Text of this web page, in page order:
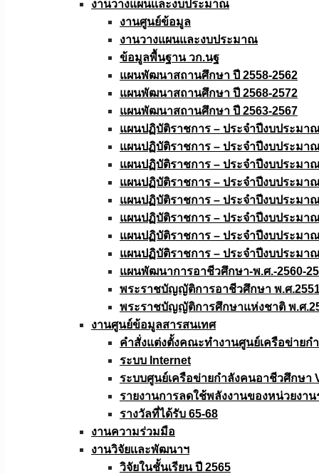
งานวางแผนเเละงบประมาณ
งานศูนย์ข้อมูล
งานวางแผนและงบประมาณ
ข้อมูลพื้นฐาน วก.นฐ
แผนพัฒนาสถานศึกษา ปี 2558-2562
แผนพัฒนาสถานศึกษา ปี 2568-2572
แผนพัฒนาสถานศึกษา ปี 2563-2567
แผนปฏิบัติราชการ – ประจำปีงบประมา
แผนปฏิบัติราชการ – ประจำปีงบประมา
แผนปฏิบัติราชการ – ประจำปีงบประมา
แผนปฏิบัติราชการ – ประจำปีงบประมา
แผนปฏิบัติราชการ – ประจำปีงบประมา
แผนปฏิบัติราชการ – ประจำปีงบประมา
แผนปฏิบัติราชการ – ประจำปีงบประมา
แผนปฏิบัติราชการ – ประจำปีงบประมา
แผนพัฒนาการอาชีวศึกษา-พ.ศ.-2560-
พระราชบัญญัติการอาชีวศึกษา พ.ศ
พระราชบัญญัติการศึกษาแห่งชาติ พ.ศ
งานศูนย์ข้อมูลสารสนเทศ
คำสั่งแต่งตั้งคณะทำงานศูนย์เครือข่าย
ระบบ Internet
ระบบศูนย์เครือข่ายกำลังคนอาชีวศึกษา
รายงานการลดใช้พลังงานของหน่วยงา
รางวัลที่ได้รับ 65-68
งานความร่วมมือ
งานวิจัยเเละพัฒนาฯ
วิจัยในชั้นเรียน ปี 2565